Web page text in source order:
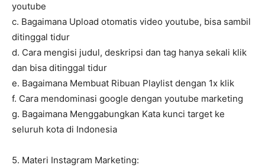
youtube
c. Bagaimana Upload otomatis video youtube, bisa sambil
ditinggal tidur
d. Cara mengisi judul, deskripsi dan tag hanya sekali klik
dan bisa ditinggal tidur
e. Bagaimana Membuat Ribuan Playlist dengan 1x klik
f. Cara mendominasi google dengan youtube marketing
g. Bagaimana Menggabungkan Kata kunci target ke
seluruh kota di Indonesia
5. Materi Instagram Marketing: